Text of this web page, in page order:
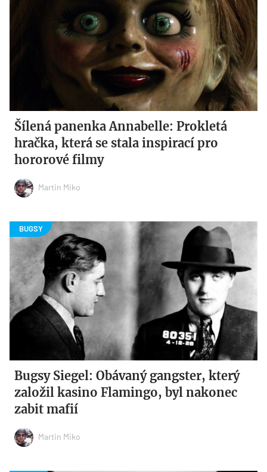
Šílená panenka Annabelle: Prokletá
hračka, která se stala inspirací pro
hororové filmy
Martin Miko
Bugsy Siegel: Obávaný gangster, který
založil kasino Flamingo, byl nakonec
zabit mafií
Martin Miko